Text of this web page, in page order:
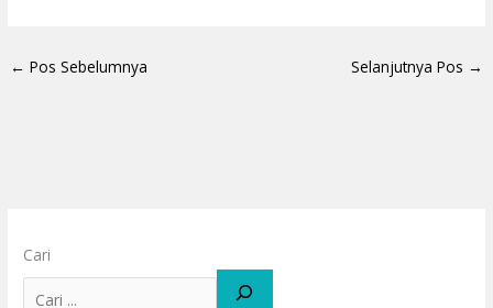
← Pos Sebelumnya Selanjutnya Pos →
Cari